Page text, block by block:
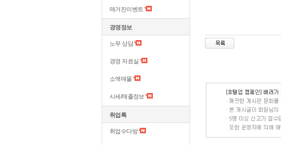
매거진이벤트
경영정보
노무 상담
경영 자료실
소액매물
시세/매출정보
취업톡
취업수다방